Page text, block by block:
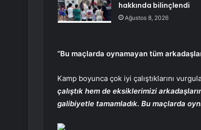
hakkında bilinçlendi
Ağustos 8, 2026
“Bu maçlarda oynamayan tüm
Kamp boyunca çok iyi çalıştıklarını
çalıştık hem de eksiklerimizi
galibiyetle tamamladık. Bu maçlarda